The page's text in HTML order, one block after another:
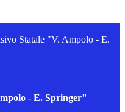
Statale "V. Ampolo - E.
- E. Springer"